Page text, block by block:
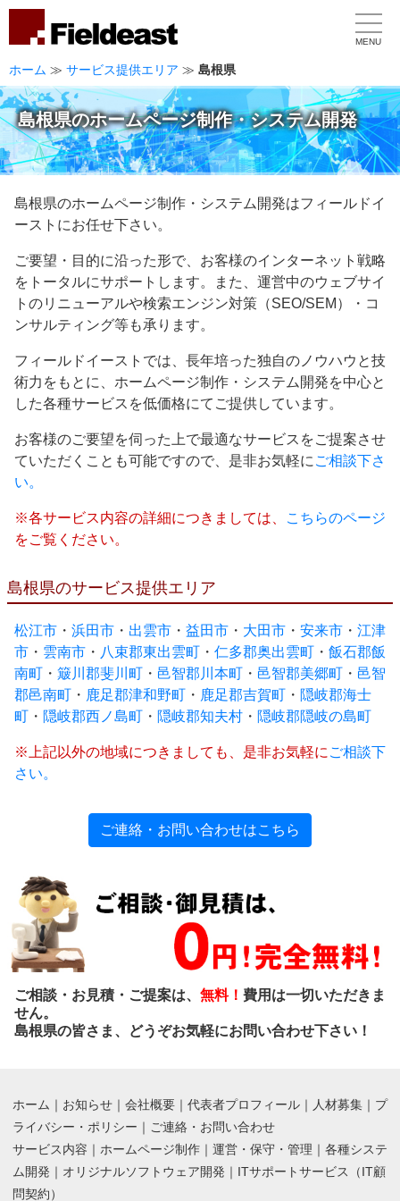
MENU
ホーム ≫ サービス提供エリア ≫ 島根県
島根県のホームページ制作・システム開発
島根県のホームページ制作・システム開発はフィールドイ
ーストにお任せ下さい。
ご要望・目的に沿った形で、お客様のインターネット戦略
をトータルにサポートします。また、運営中のウェブサイ
トのリニューアルや検索エンジン対策（SEO/SEM）・コ
ンサルティング等も承ります。
フィールドイーストでは、長年培った独自のノウハウと技
術力をもとに、ホームページ制作・システム開発を中心と
した各種サービスを低価格にてご提供しています。
お客様のご要望を伺った上で最適なサービスをご提案させ
ていただくことも可能ですので、是非お気軽に ご相談下さ
い。
※各サービス内容の詳細につきましては、
こちらのページ
をご覧ください。
島根県のサービス提供エリア
松江市 ・ 浜田市 ・ 出雲市 ・ 益田市 ・ 大田市 ・ 安来市 ・ 江津
市 ・ 雲南市 ・ 八束郡東出雲町 ・ 仁多郡奥出雲町 ・ 飯石郡飯
南町 ・ 簸川郡斐川町 ・ 邑智郡川本町 ・ 邑智郡美郷町 ・ 邑智
郡邑南町 ・ 鹿足郡津和野町 ・ 鹿足郡吉賀町 ・ 隠岐郡海士
町 ・ 隠岐郡西ノ島町 ・ 隠岐郡知夫村 ・ 隠岐郡隠岐の島町
※上記以外の地域につきましても、是非お気軽に ご相談下
さい。
ご連絡・お問い合わせはこちら
ご相談・お見積・ご提案は、 無料！ 費用は一切いただきま
せん。
島根県の皆さま、どうぞお気軽にお問い合わせ下さい！
ホーム ｜ お知らせ ｜ 会社概要 ｜ 代表者プロフィール ｜ 人材募集 ｜ プ
ライバシー・ポリシー ｜ ご連絡・お問い合わせ
サービス内容 ｜ ホームページ制作 ｜ 運営・保守・管理 ｜ 各種システ
ム開発 ｜ オリジナルソフトウェア開発 ｜ ITサポートサービス（IT顧
問契約）